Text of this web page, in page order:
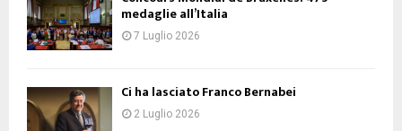
medaglie all’Italia
7 Luglio 2026
Ci ha lasciato Franco Bernabei
2 Luglio 2026